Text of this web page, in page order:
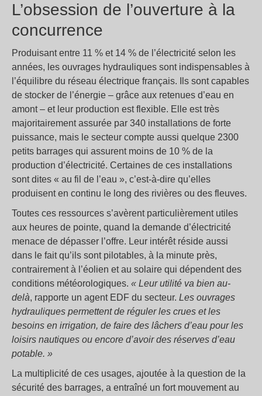
L’obsession de l’ouverture à la
concurrence
Produisant entre 11 % et 14 % de l’électricité selon les
années, les ouvrages hydrauliques sont indispensables à
l’équilibre du réseau électrique français. Ils sont capables
de stocker de l’énergie – grâce aux retenues d’eau en
amont – et leur production est flexible. Elle est très
majoritairement assurée par 340 installations de forte
puissance, mais le secteur compte aussi quelque 2300
petits barrages qui assurent moins de 10 % de la
production d’électricité. Certaines de ces installations
sont dites « au fil de l’eau », c’est-à-dire qu’elles
produisent en continu le long des rivières ou des fleuves.
Toutes ces ressources s’avèrent particulièrement utiles
aux heures de pointe, quand la demande d’électricité
menace de dépasser l’offre. Leur intérêt réside aussi
dans le fait qu’ils sont pilotables, à la minute près,
contrairement à l’éolien et au solaire qui dépendent des
conditions météorologiques. « Leur utilité va bien au-
delà, rapporte un agent EDF du secteur. Les ouvrages
hydrauliques permettent de réguler les crues et les
besoins en irrigation, de faire des lâchers d’eau pour les
loisirs nautiques ou encore d’avoir des réserves d’eau
potable. »
La multiplicité de ces usages, ajoutée à la question de la
sécurité des barrages, a entraîné un fort mouvement au